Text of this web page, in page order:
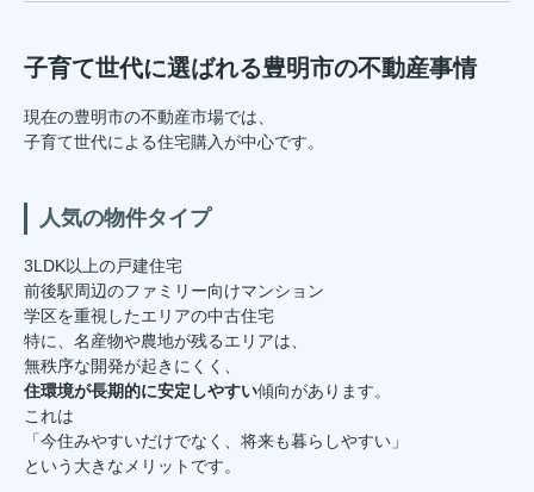
子育て世代に選ばれる豊明市の不動産事情
現在の豊明市の不動産市場では、
子育て世代による住宅購入が中心です。
人気の物件タイプ
3LDK以上の戸建住宅
前後駅周辺のファミリー向けマンション
学区を重視したエリアの中古住宅
特に、名産物や農地が残るエリアは、
無秩序な開発が起きにくく、
住環境が長期的に安定しやすい傾向があります。
これは
「今住みやすいだけでなく、将来も暮らしやすい」
という大きなメリットです。